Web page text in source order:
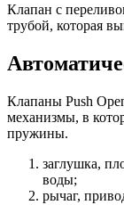
Клапан с
трубой, которая
Клапаны Push
механизмы, в
пружины.
заглушка,
воды;
рычаг,